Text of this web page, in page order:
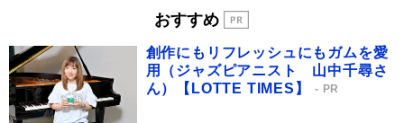
おすすめ
創作にもリフレッシュにもガムを愛
用（ジャズピアニスト 山中千尋さ
ん）【LOTTE TIMES】
PR